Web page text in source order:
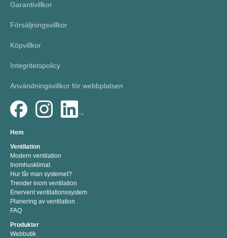
Garantivillkor
Försäljningsvillkor
Köpvillkor
Integritetspolicy
Användningsvillkor för webbplatsen
Hem
Ventilation
Modern ventilation
Inomhusklimat
Hur får man systemet?
Trender inom ventilation
Enervent ventilationssystem
Planering av ventilation
FAQ
Produkter
Webbutik